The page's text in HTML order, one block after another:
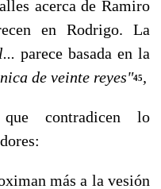
acerca de Ramiro
en Rodrigo. La
parece basada en la
de veinte reyes"45,
contradicen lo
más a la vesión